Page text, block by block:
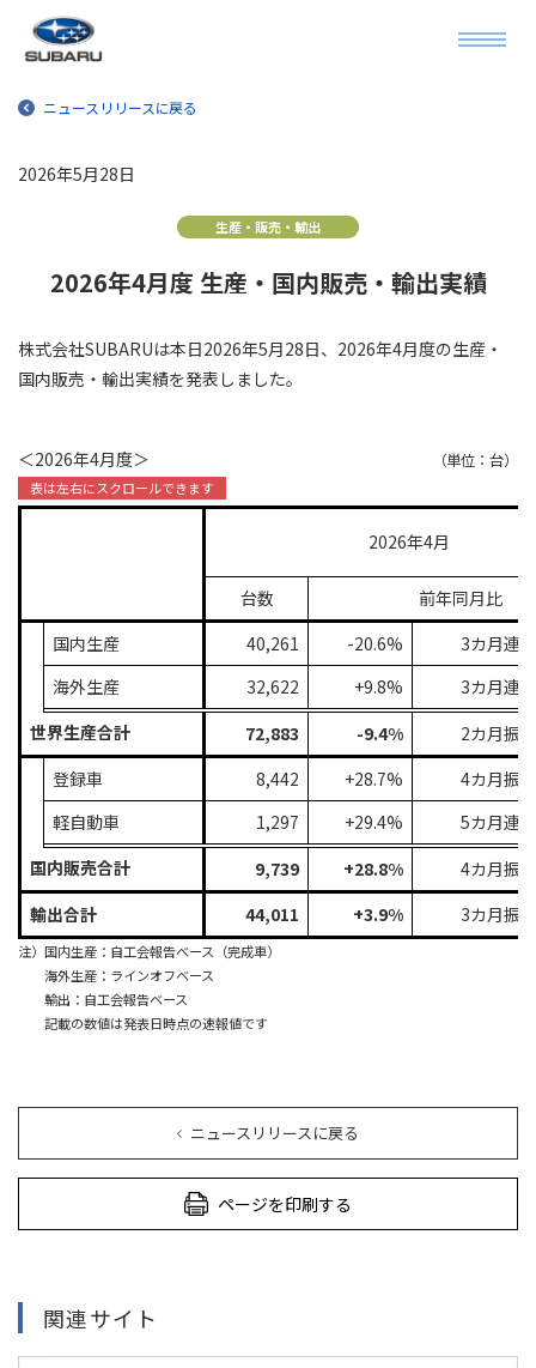
ニュースリリースに戻る
2026年5月28日
生産・販売・輸出
2026年4月度 生産・国内販売・輸出実績
株式会社SUBARUは本日2026年5月28日、2026年4月度の生産・
国内販売・輸出実績を発表しました。
＜2026年4月度＞ （単位：台）
2026年4月
台数
前年同月比
国内生産
40,261 -20.6%
3カ月連
海外生産
32,622 +9.8%
3カ月連
世界生産合計
72,883 -9.4%
2カ月振
登録車
8,442 +28.7%
4カ月振
軽自動車
1,297 +29.4%
5カ月連
国内販売合計
9,739 +28.8%
4カ月振
輸出合計
44,011 +3.9% 3カ月振
注）国内生産：自工会報告ベース（完成車）
海外生産：ラインオフベース
輸出：自工会報告ベース
記載の数値は発表日時点の速報値です
ニュースリリースに戻る
ページを印刷する
関連サイト